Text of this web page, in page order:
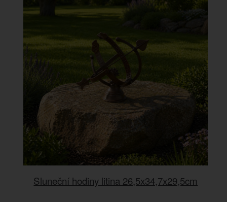
Sluneční hodiny litina 26,5x34,7x29,5cm